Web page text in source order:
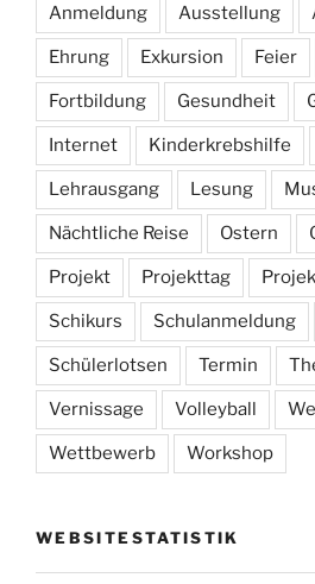
Anmeldung Ausstellung
Ehrung Exkursion Feier
Fortbildung Gesundheit
Internet Kinderkrebshilfe
Lehrausgang Lesung
Nächtliche Reise Ostern
Projekt Projekttag
Schikurs Schulanmeldung
Schülerlotsen Termin
Vernissage Volleyball
Wettbewerb Workshop
WEBSITESTATISTIK